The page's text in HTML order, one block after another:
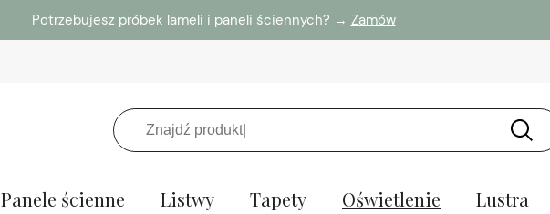
Potrzebujesz próbek lameli i paneli ściennych? → Zamów
Panele ścienne Listwy Tapety Oświetlenie Lustra